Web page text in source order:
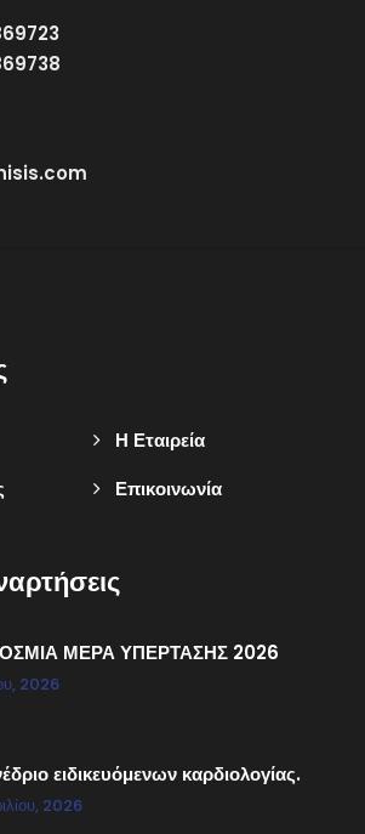
Η Εταιρεία
Επικοινωνία
ΜΕΡΑ ΥΠΕΡΤΑΣΗΣ 2026
2026
ειδικευόμενων καρδιολογίας.
2026